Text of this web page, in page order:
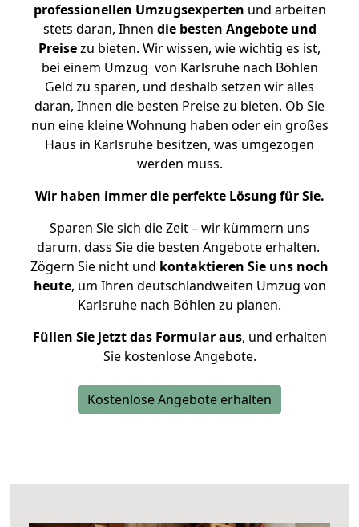
professionellen Umzugsexperten und arbeiten
stets daran, Ihnen die besten Angebote und
Preisezu bieten. Wir wissen, wie wichtig es ist,
bei einem Umzug von Karlsruhe nach Böhlen
Geld zu sparen, und deshalb setzen wir alles
daran, Ihnen die besten Preise zu bieten. Ob Sie
nun eine kleine Wohnung haben oder ein großes
Haus in Karlsruhe besitzen, was umgezogen
werden muss.
Wir haben immer die perfekte Lösung für Sie.
Sparen Sie sich die Zeit – wir kümmern uns
darum, dass Sie die besten Angebote erhalten.
Zögern Sie nicht und kontaktieren Sie uns noch
heute, um Ihren deutschlandweiten Umzug von
Karlsruhe nach Böhlen zu planen.
Füllen Sie jetzt das Formular aus, und erhalten
Sie kostenlose Angebote.
Kostenlose Angebote erhalten